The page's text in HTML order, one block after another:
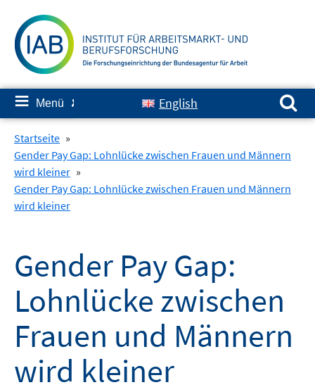
zum
Inhalt
≡ Menü ✘ English
Suchen nach:
Startseite »
Gender Pay Gap: Lohnlücke zwischen Frauen und Männern
wird kleiner »
Gender Pay Gap: Lohnlücke zwischen Frauen und Männern
wird kleiner
Gender Pay Gap:
Lohnlücke zwischen
Frauen und Männern
wird kleiner